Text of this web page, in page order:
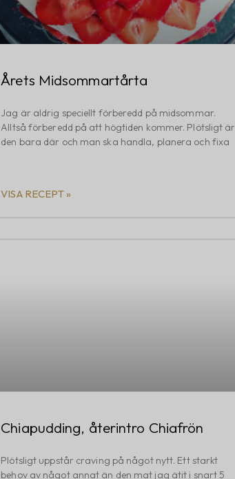
Årets Midsommartårta
Jag är aldrig speciellt förberedd på midsommar.
Alltså förberedd på att högtiden kommer. Plötsligt är
den bara där och man ska handla, planera och fixa
VISA RECEPT »
Chiapudding, återintro Chiafrön
Plötsligt uppstår craving på något nytt. Ett starkt
behov av något annat än den mat jag ätit i snart 5